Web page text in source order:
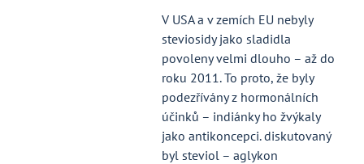
V USA a v zemích EU nebyly
steviosidy jako sladidla
povoleny velmi dlouho – až do
roku 2011. To proto, že byly
podezřívány z hormonálních
účinků – indiánky ho žvýkaly
jako antikoncepci. diskutovaný
byl steviol – aglykon